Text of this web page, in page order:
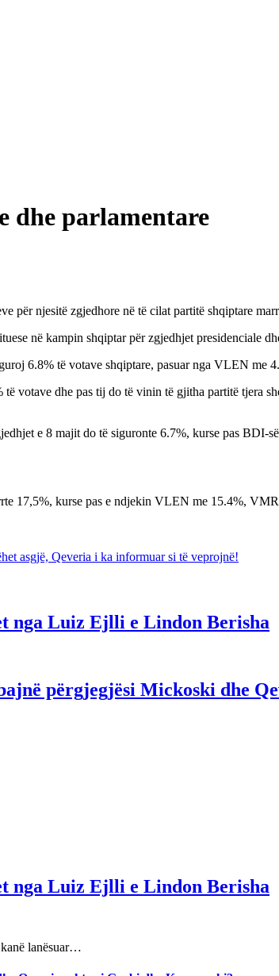
dhe parlamentare
njesitë zgjedhore në të cilat partitë shqiptare
në kampin shqiptar për zgjedhjet presidenciale
6.8% të votave shqiptare, pasuar nga VLEN me
votave dhe pas tij do të vinin të gjitha partitë tjera
e 8 majit do të siguronte 6.7%, kurse pas
17,5%, kurse pas e ndjekin VLEN me 15.4%,
asgjë, Qeveria i ka informuar si të veprojnë!
nga Luiz Ejlli e Lindon Berisha
përgjegjësi Mickoski dhe
nga Luiz Ejlli e Lindon Berisha
lanësuar…